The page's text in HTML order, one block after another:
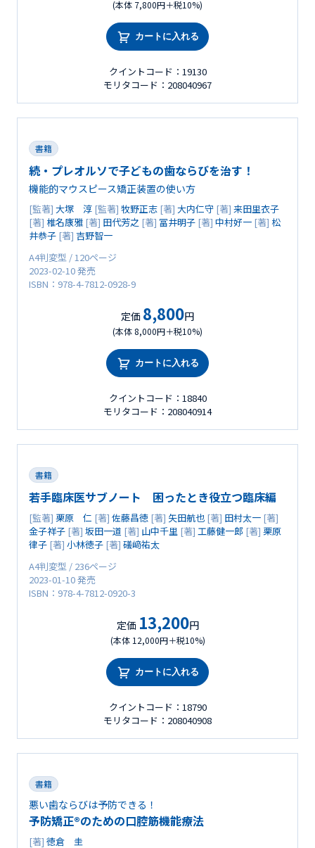
(本体 7,800円＋税10%)
カートに入れる
クイントコード：19130
モリタコード：208040967
書籍
続・プレオルソで子どもの歯ならびを治す！
機能的マウスピース矯正装置の使い方
[監著] 大塚 淳 [監著] 牧野正志 [著] 大内仁守 [著] 来田里衣子
[著] 椎名康雅 [著] 田代芳之 [著] 冨井明子 [著] 中村好一 [著] 松
井恭子 [著] 吉野智一
A4判変型 / 120ページ
2023-02-10 発売
ISBN：978-4-7812-0928-9
定価 8,800円
(本体 8,000円＋税10%)
カートに入れる
クイントコード：18840
モリタコード：208040914
書籍
若手臨床医サブノート 困ったとき役立つ臨床編
[監著] 栗原 仁 [著] 佐藤昌徳 [著] 矢田航也 [著] 田村太一 [著]
金子祥子 [著] 坂田一道 [著] 山中千里 [著] 工藤健一郎 [著] 栗原
律子 [著] 小林徳子 [著] 礒﨑祐太
A4判変型 / 236ページ
2023-01-10 発売
ISBN：978-4-7812-0920-3
定価 13,200円
(本体 12,000円＋税10%)
カートに入れる
クイントコード：18790
モリタコード：208040908
書籍
悪い歯ならびは予防できる！
予防矯正®のための口腔筋機能療法
[著] 徳倉 圭